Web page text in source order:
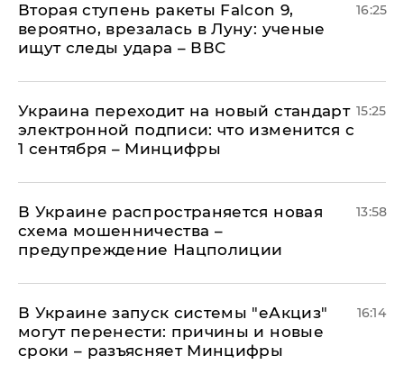
Вторая ступень ракеты Falcon 9,
вероятно, врезалась в Луну: ученые
ищут следы удара – ВВС
16:25
Украина переходит на новый стандарт
электронной подписи: что изменится с
1 сентября – Минцифры
15:25
В Украине распространяется новая
схема мошенничества –
предупреждение Нацполиции
13:58
В Украине запуск системы "еАкциз"
могут перенести: причины и новые
сроки – разъясняет Минцифры
16:14